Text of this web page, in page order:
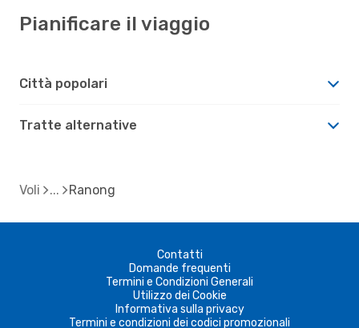
Pianificare il viaggio
Città popolari
Tratte alternative
Voli Ranong
Contatti
Domande frequenti
Termini e Condizioni Generali
Utilizzo dei Cookie
Informativa sulla privacy
Termini e condizioni dei codici promozionali